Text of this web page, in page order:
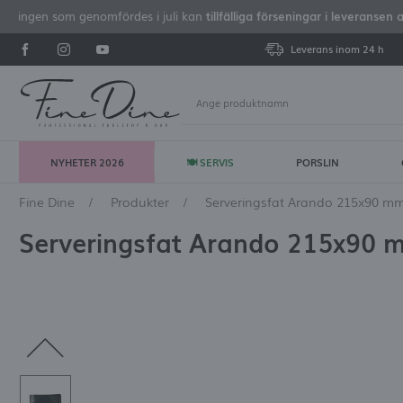
som genomfördes i juli kan tillfälliga förseningar i leveransen
Leverans inom 24 h
NYHETER 2026 🍽 SERVIS PORSLIN
Fine Dine Produkter Serveringsfat Arando 215x90
Serveringsfat Arando 215x90